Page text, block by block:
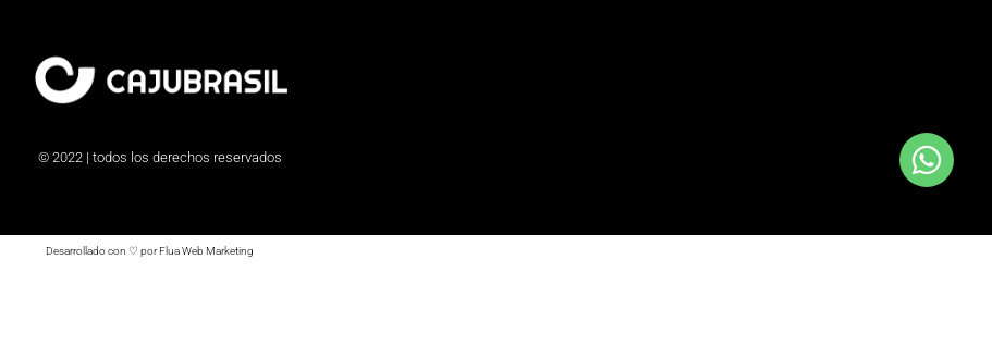
© 2022 | todos los derechos reservados
Desarrollado con ♡ por Flua Web Marketing